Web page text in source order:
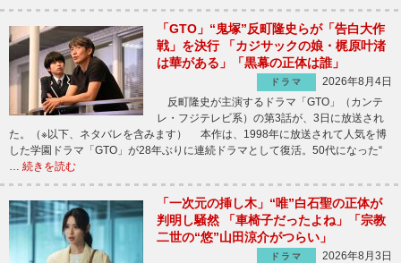
「GTO」“鬼塚”反町隆史らが「告白大作
戦」を決行 「カジサックの娘・梶原叶渚
は華がある」「黒幕の正体は誰」
ドラマ
2026年8月4日
反町隆史が主演するドラマ「GTO」（カンテ
レ・フジテレビ系）の第3話が、3日に放送され
た。（※以下、ネタバレを含みます） 本作は、1998年に放送されて人気を博
した学園ドラマ「GTO」が28年ぶりに連続ドラマとして復活。50代になった“
続きを読む
「一次元の挿し木」“唯”白石聖の正体が
判明し騒然 「車椅子だったよね」「宗教
二世の“悠”山田涼介がつらい」
ドラマ
2026年8月3日